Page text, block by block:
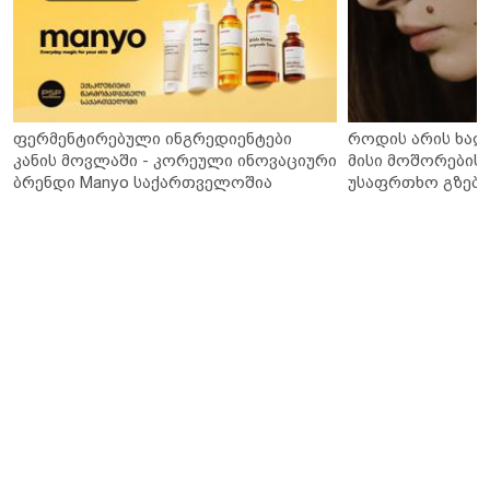
ფერმენტირებული ინგრედიენტები
კანის მოვლაში - კორეული ინოვაციური
ბრენდი Manyo საქართველოშია
როდის არის
მისი მოშორების
უსაფრთხო გზები